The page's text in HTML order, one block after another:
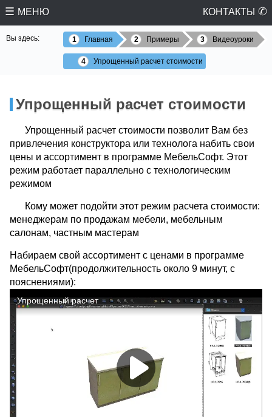
МЕНЮ КОНТАКТЫ
Вы здесь: Главная Примеры Видеоуроки
Упрощенный расчет стоимости
Упрощенный расчет стоимости
Упрощенный расчет стоимости позволит Вам без
привлечения конструктора или технолога набить свои
цены и ассортимент в программе МебельСофт. Этот
режим работает параллельно с технологическим
режимом
Кому может подойти этот режим расчета стоимости:
менеджерам по продажам мебели, мебельным
салонам, частным мастерам
Набираем свой ассортимент с ценами в программе
МебельСофт(продолжительность около 9 минут, с
пояснениями):